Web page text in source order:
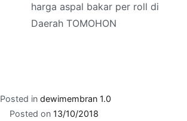
harga aspal bakar per roll di
Daerah TOMOHON
Posted in dewimembran 1.0
Posted on 13/10/2018